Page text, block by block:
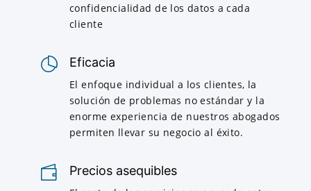
confidencialidad de los datos a cada
cliente
Eficacia
El enfoque individual a los clientes, la
solución de problemas no estándar y la
enorme experiencia de nuestros abogados
permiten llevar su negocio al éxito.
Precios asequibles